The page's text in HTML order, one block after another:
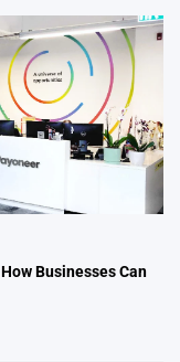
Businesses Can